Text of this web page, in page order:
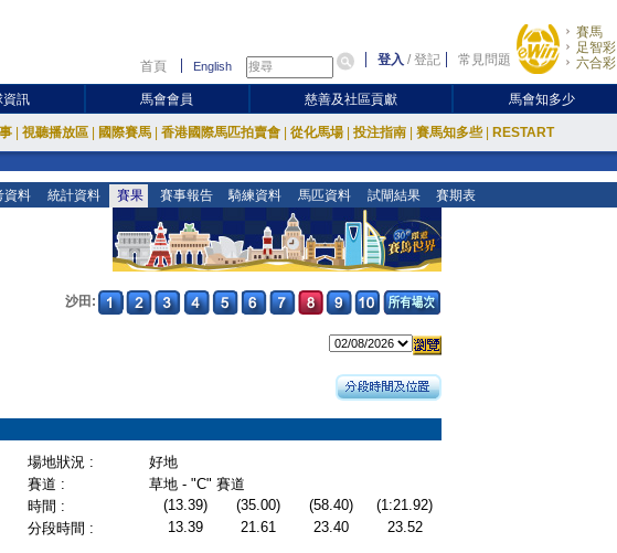
首頁 English 登入 /登記 常見問題
賽馬
足智彩
六合彩
資訊 馬會會員 慈善及社區貢獻 馬會知多少
視聽播放區 國際賽馬 香港國際馬匹拍賣會 從化馬場 投注指南 賽馬知多些 RESTART
資料 統計資料 賽果 賽事報告 騎練資料 馬匹資料 試閘結果 賽期表
沙田:
場地狀況 :
好地
賽道 :
草地 - "C" 賽道
時間 : (13.39) (35.00) (58.40)
(1:21.92)
分段時間 :
13.39 21.61 23.40
23.52